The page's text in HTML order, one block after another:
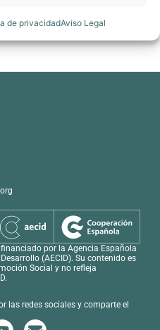
de privacidadAviso Legal
por la Agencia Española
(AECID). Su contenido es
Social y no refleja
las redes sociales y comparte el